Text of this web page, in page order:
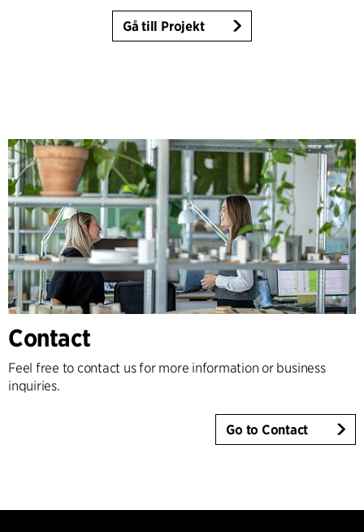
Gå till Projekt
Contact
Feel free to contact us for more information or business
inquiries.
Go to Contact